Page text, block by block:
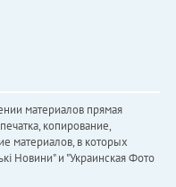
материалов прямая
копирование,
материалов, в которых
Новини" и "Украинская Фото